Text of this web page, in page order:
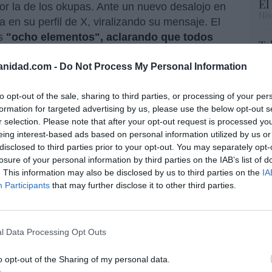
- Do Not Process My Personal Information
opt-out of the sale, sharing to third parties, or processing of your
for targeted advertising by us, please use the below opt-out
selection. Please note that after your opt-out request is processed
interest-based ads based on personal information utilized by us
to third parties prior to your opt-out. You may separately
of your personal information by third parties on the IAB’s list of
This information may also be disclosed by us to third parties on the
Participants that may further disclose it to other third parties.
Data Processing Opt Outs
opt-out of the Sharing of my personal data.
la de los okupas. Ante un nuevo desalojo en
en su perfil de X, viralizando su mensaje. El
"ocho elementos", aclarando que todos
que defienden que hemos de acoger en
que me den su dirección y acojan. ¿Quién
ocupas que se dedicaban a
Hago un llamamiento a
a todas aquellas personas que
en nuestro país a todo el
dirección y acojan a estos
— Xavier García Albiol